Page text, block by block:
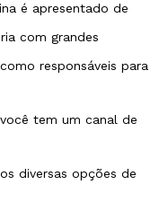
é apresentado de
com grandes
responsáveis para
tem um canal de
diversas opções de